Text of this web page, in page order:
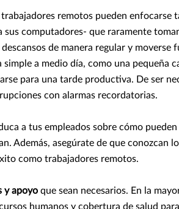
remotos pueden enfocarse
sus computadores- que raramente
de manera regular y moverse
a medio día, como una pequeña
para una tarde productiva. De ser
con alarmas recordatorias.
a tus empleados sobre cómo
Además, asegúrate de que conozcan
como trabajadores remotos.
y apoyo que sean necesarios. En la
humanos y cobertura de salud